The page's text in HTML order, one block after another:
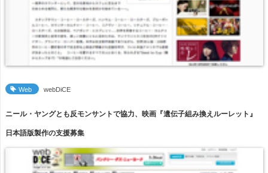
Web webDiCE
ニール・ヤングとも反モンサントで協力、映画『遺伝子組み換えルーレット』
日本語版製作の支援募集